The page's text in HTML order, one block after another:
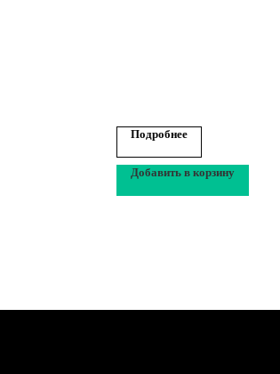
Подробнее
Добавить в корзину